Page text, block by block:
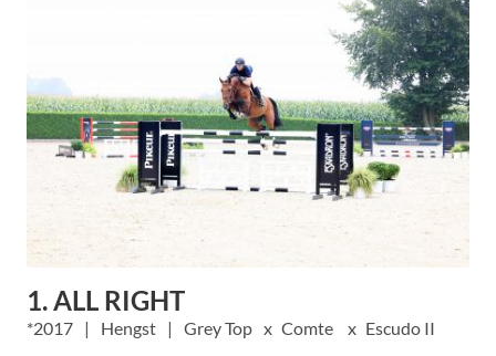
1. ALL RIGHT
2017 Hengst Grey Top Comte
Escudo II